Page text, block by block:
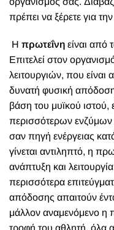
πρέπει να ξέρετε για
Η πρωτεΐνη είναι από
Επιτελεί στον
λειτουργιών, που είναι
δυνατή φυσική
βάση του μυϊκού ιστού,
περισσότερων ενζύμων
σαν πηγή ενέργειας
γίνεται αντιληπτό, η
ανάπτυξη και
περισσότερα
απόδοσης απαιτούν
μάλλον αναμενόμενο η
τροφή του αθλητή, όλα